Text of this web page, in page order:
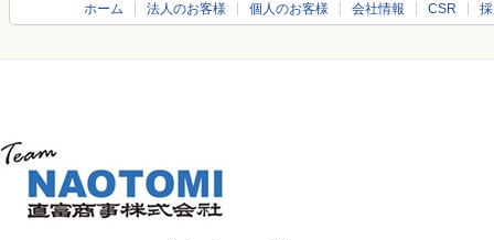
ホーム 法人のお客様 個人のお客様 会社情報 CSR